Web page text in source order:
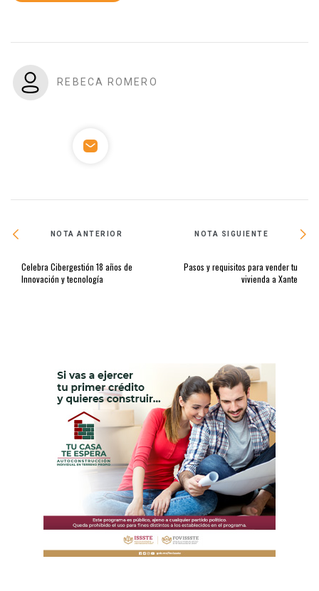
REBECA ROMERO
NOTA ANTERIOR
Celebra Cibergestión 18 años de
Innovación y tecnología
NOTA SIGUIENTE
Pasos y requisitos para vender tu
vivienda a Xante